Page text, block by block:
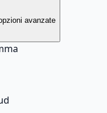
avanzate